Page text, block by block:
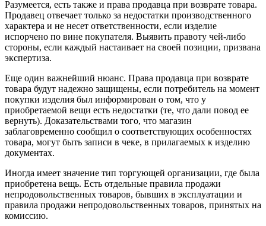
Разумеется, есть также и права продавца при возврате товара.
Продавец отвечает только за недостатки производственного
характера и не несет ответственности, если изделие
испорчено по вине покупателя. Выявить правоту чей-либо
стороны, если каждый настаивает на своей позиции, призвана
экспертиза.
Еще один важнейший нюанс. Права продавца при возврате
товара будут надежно защищены, если потребитель на момент
покупки изделия был информирован о том, что у
приобретаемой вещи есть недостатки (те, что дали повод ее
вернуть). Доказательствами того, что магазин
заблаговременно сообщил о соответствующих особенностях
товара, могут быть записи в чеке, в прилагаемых к изделию
документах.
Иногда имеет значение тип торгующей организации, где была
приобретена вещь. Есть отдельные правила продажи
непродовольственных товаров, бывших в эксплуатации и
правила продажи непродовольственных товаров, принятых на
комиссию.